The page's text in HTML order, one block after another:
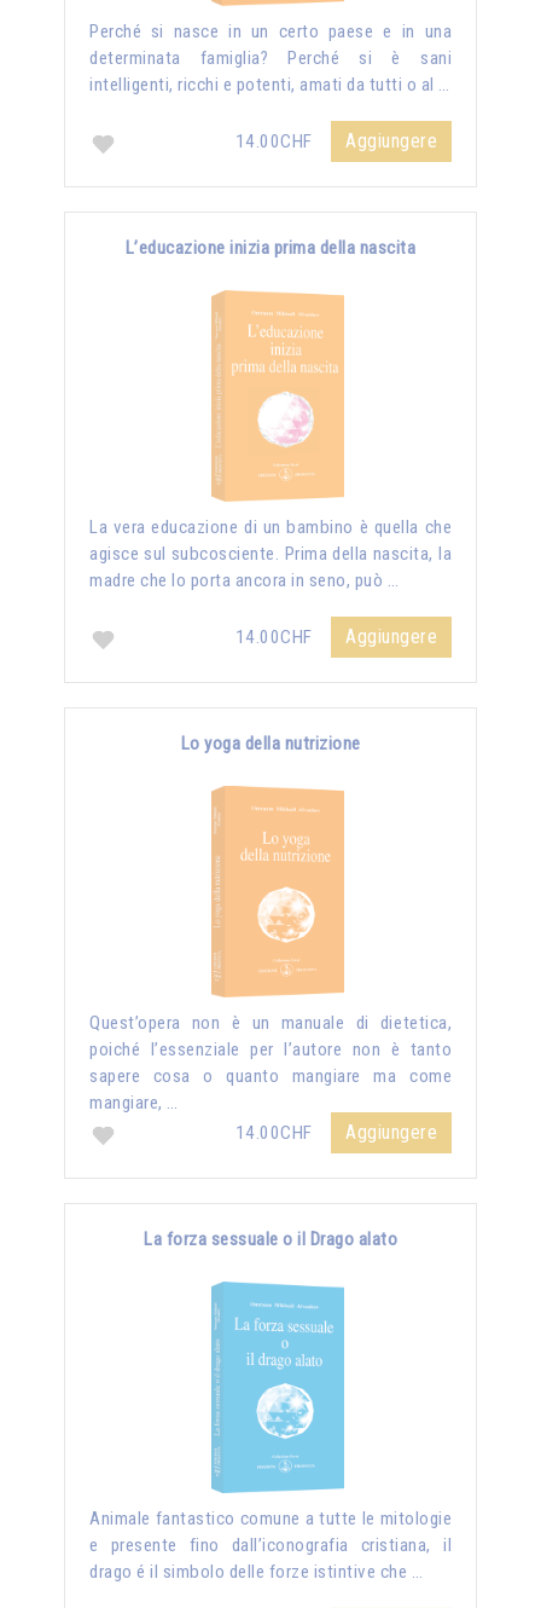
Perché si nasce in un certo paese e in una
determinata famiglia? Perché si è sani
intelligenti, ricchi e potenti, amati da tutti o al …
14.00CHF Aggiungere
L’educazione inizia prima della nascita
La vera educazione di un bambino è quella che
agisce sul subcosciente. Prima della nascita, la
madre che lo porta ancora in seno, può …
14.00CHF Aggiungere
Lo yoga della nutrizione
Quest’opera non è un manuale di dietetica,
poiché l’essenziale per l’autore non è tanto
sapere cosa o quanto mangiare ma come
mangiare, …
14.00CHF
Aggiungere
La forza sessuale o il Drago alato
Animale fantastico comune a tutte le mitologie
e presente fino dall’iconografia cristiana, il
drago é il simbolo delle forze istintive che …